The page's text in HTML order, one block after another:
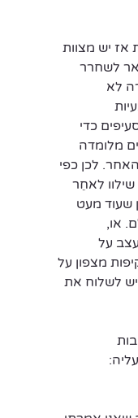
אז יש מצוות
לשחרר
לא
כדי
מלומדה
לכן כפי
לאחֵר
שעוד מעט
או,
על
מצפון על
יש לשלוח את